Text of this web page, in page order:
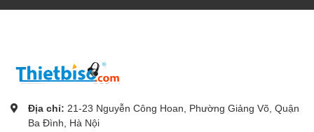
Địa chỉ: 21-23 Nguyễn Công Hoan, Phường Giảng Võ, Quận
Ba Đình, Hà Nội